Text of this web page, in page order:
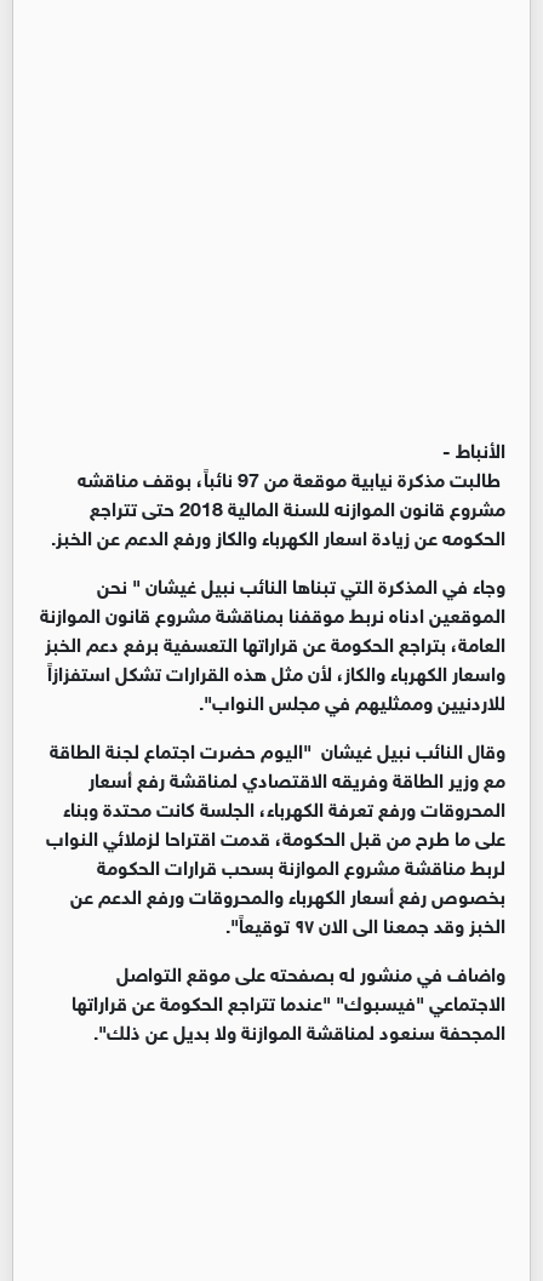
الأنباط -
طالبت مذكرة نيابية موقعة من 97 نائباً، بوقف مناقشه
مشروع قانون الموازنه للسنة المالية 2018 حتى تتراجع
الحكومه عن زيادة اسعار الكهرباء والكاز ورفع الدعم عن الخبز.
وجاء في المذكرة التي تبناها النائب نبيل غيشان " نحن
الموقعين ادناه نربط موقفنا بمناقشة مشروع قانون الموازنة
العامة، بتراجع الحكومة عن قراراتها التعسفية برفع دعم الخبز
واسعار الكهرباء والكاز، لأن مثل هذه القرارات تشكل استفزازاً
للاردنيين وممثليهم في مجلس النواب".
وقال النائب نبيل غيشان "اليوم حضرت اجتماع لجنة الطاقة
مع وزير الطاقة وفريقه الاقتصادي لمناقشة رفع أسعار
المحروقات ورفع تعرفة الكهرباء، الجلسة كانت محتدة وبناء
على ما طرح من قبل الحكومة، قدمت اقتراحا لزملائي النواب
لربط مناقشة مشروع الموازنة بسحب قرارات الحكومة
بخصوص رفع أسعار الكهرباء والمحروقات ورفع الدعم عن
الخبز وقد جمعنا الى الان ٩٧ توقيعاً".
واضاف في منشور له بصفحته على موقع التواصل
الاجتماعي "فيسبوك" "عندما تتراجع الحكومة عن قراراتها
المجحفة سنعود لمناقشة الموازنة ولا بديل عن ذلك".